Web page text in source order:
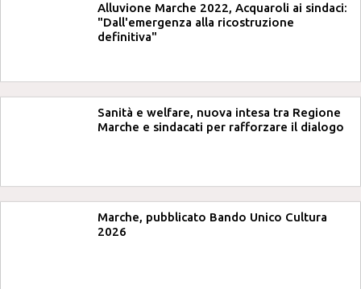
Alluvione Marche 2022, Acquaroli ai sindaci:
"Dall'emergenza alla ricostruzione
definitiva"
Sanità e welfare, nuova intesa tra Regione
Marche e sindacati per rafforzare il dialogo
Marche, pubblicato Bando Unico Cultura
2026